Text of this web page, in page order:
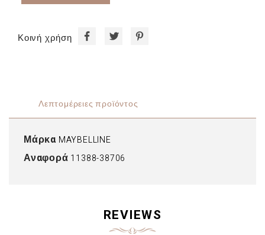
Κοινή χρήση
Λεπτομέρειες προϊόντος
Μάρκα MAYBELLINE
Αναφορά 11388-38706
REVIEWS